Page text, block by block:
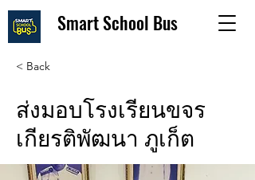
Smart School Bus
< Back
ส่งมอบโรงเรียนขจร
เกียรติพัฒนา ภูเก็ต